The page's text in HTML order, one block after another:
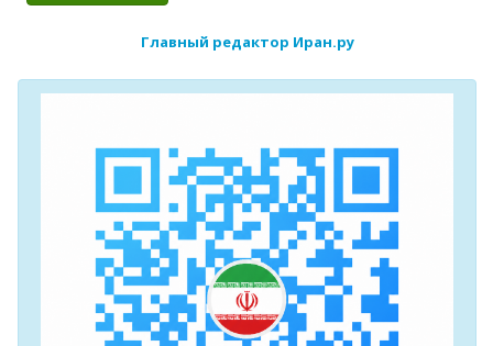
Главный редактор Иран.ру